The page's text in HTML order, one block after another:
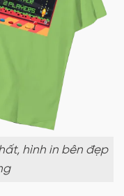
hình in bên đẹp